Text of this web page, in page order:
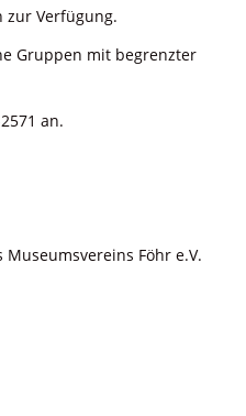
zur Verfügung.
Gruppen mit begrenzter
an.
Föhr e.V.